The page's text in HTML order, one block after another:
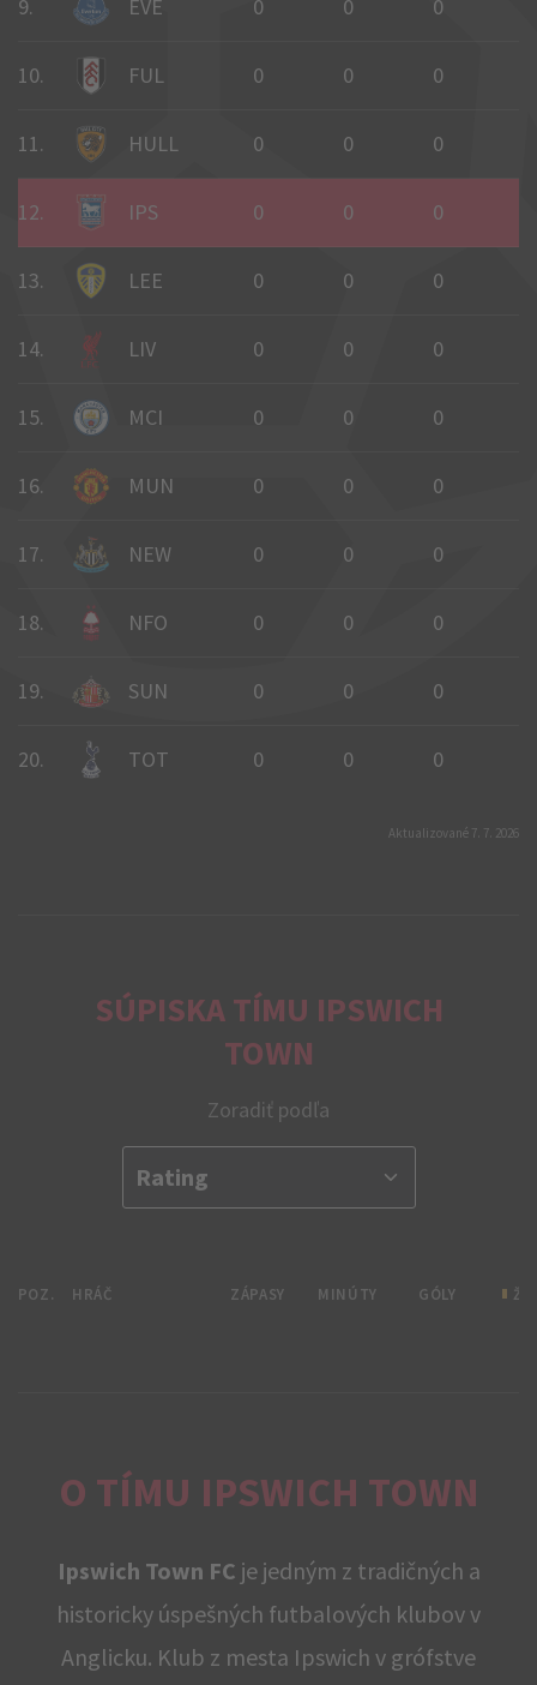
9. EVE 0 0 0
10. FUL 0 0 0
11. HULL 0 0 0
12. IPS 0 0 0
13. LEE 0 0 0
14. LIV 0 0 0
15. MCI 0 0 0
16. MUN 0 0 0
17. NEW 0 0 0
18. NFO 0 0 0
19. SUN 0 0 0
20. TOT 0 0 0
Aktualizované 7. 7. 2026
SÚPISKA TÍMU IPSWICH
TOWN
Zoradiť podľa
POZ. HRÁČ ZÁPASY MINÚTY GÓLY
O TÍMU IPSWICH TOWN
Ipswich Town FC je jedným z tradičných a
historicky úspešných futbalových klubov v
Anglicku. Klub z mesta Ipswich v grófstve